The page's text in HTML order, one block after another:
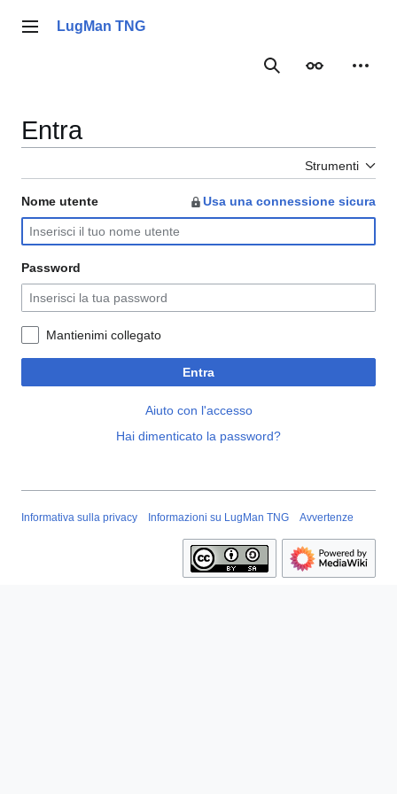
Menu principale
LugMan TNG
RicercaAspetto
Entra
Strumenti
Nome utente Usa una connessione sicura
Password
Mantienimi collegato
Entra
Aiuto con l'accesso
Hai dimenticato la password?
Informativa sulla privacy Informazioni su LugMan TNG Avvertenze